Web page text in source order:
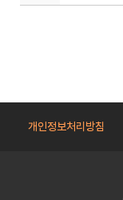
개인정보처리방침